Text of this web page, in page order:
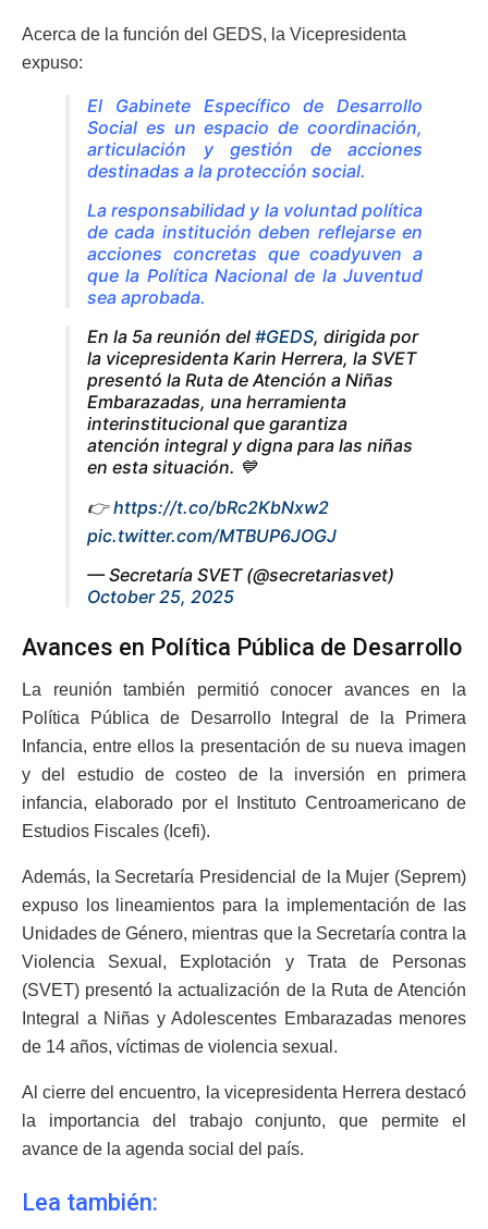
Acerca de la función del GEDS, la Vicepresidenta
expuso:
El Gabinete Específico de Desarrollo
Social es un espacio de coordinación,
articulación y gestión de acciones
destinadas a la protección social.
La responsabilidad y la voluntad política
de cada institución deben reflejarse en
acciones concretas que coadyuven a
que la Política Nacional de la Juventud
sea aprobada.
En la 5a reunión del #GEDS, dirigida por
la vicepresidenta Karin Herrera, la SVET
presentó la Ruta de Atención a Niñas
Embarazadas, una herramienta
interinstitucional que garantiza
atención integral y digna para las niñas
en esta situación. 💙
👉https://t.co/bRc2KbNxw2
pic.twitter.com/MTBUP6JOGJ
— Secretaría SVET (@secretariasvet)
October 25, 2025
Avances en Política Pública de Desarrollo
La reunión también permitió conocer avances en la
Política Pública de Desarrollo Integral de la Primera
Infancia, entre ellos la presentación de su nueva imagen
y del estudio de costeo de la inversión en primera
infancia, elaborado por el Instituto Centroamericano de
Estudios Fiscales (Icefi).
Además, la Secretaría Presidencial de la Mujer (Seprem)
expuso los lineamientos para la implementación de las
Unidades de Género, mientras que la Secretaría contra la
Violencia Sexual, Explotación y Trata de Personas
(SVET) presentó la actualización de la Ruta de Atención
Integral a Niñas y Adolescentes Embarazadas menores
de 14 años, víctimas de violencia sexual.
Al cierre del encuentro, la vicepresidenta Herrera destacó
la importancia del trabajo conjunto, que permite el
avance de la agenda social del país.
Lea también: